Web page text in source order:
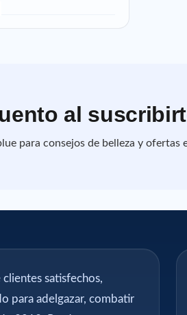
al
para consejos de belleza y ofertas
satisfechos,
para adelgazar, combatir